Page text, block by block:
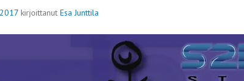
kirjoittanut Esa Junttila